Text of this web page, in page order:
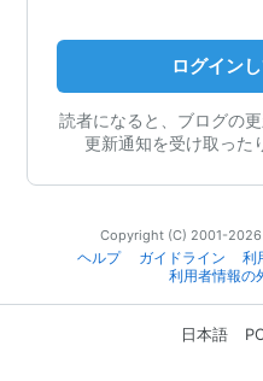
ログイン
読者になると、ブログの
更新通知を受け取った
Copyright (C) 2001-2026
ヘルプ
ガイドライン 利
利用者情報の
日本語